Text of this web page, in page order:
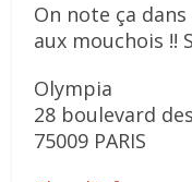
On note ça
aux mouchois !!
Olympia
28 boulevard
75009 PARIS